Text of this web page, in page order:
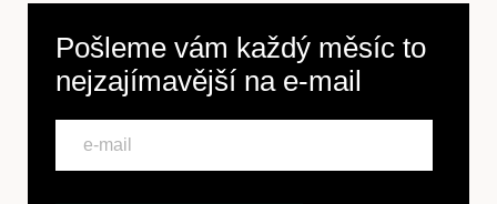
Pošleme vám každý měsíc to
nejzajímavější na e-mail